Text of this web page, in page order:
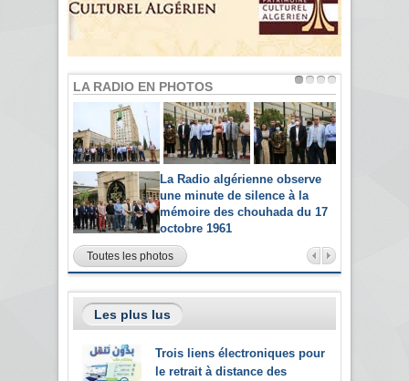
LA RADIO EN PHOTOS
La Radio algérienne observe
une minute de silence à la
mémoire des chouhada du 17
octobre 1961
Toutes les photos
Les plus lus
Trois liens électroniques pour
le retrait à distance des